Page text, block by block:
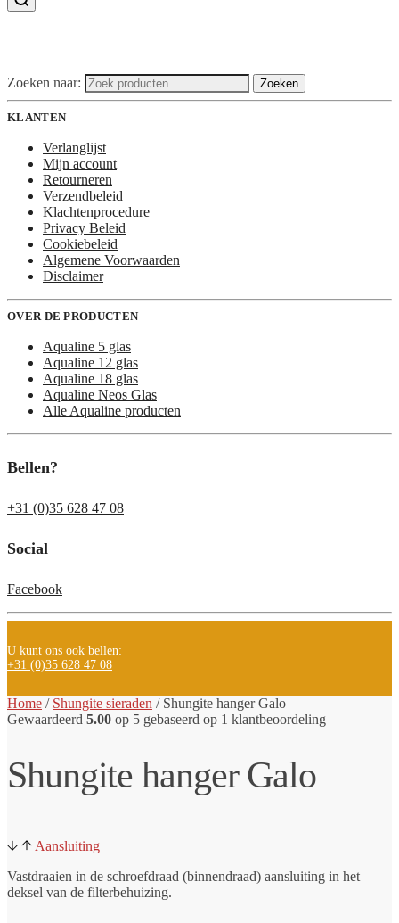
Zoeken naar: Zoeken
KLANTEN
Verlanglijst
Mijn account
Retourneren
Verzendbeleid
Klachtenprocedure
Privacy Beleid
Cookiebeleid
Algemene Voorwaarden
Disclaimer
OVER DE PRODUCTEN
Aqualine 5 glas
Aqualine 12 glas
Aqualine 18 glas
Aqualine Neos Glas
Alle Aqualine producten
Bellen?
+31 (0)35 628 47 08
Social
Facebook
U kunt ons ook bellen:
+31 (0)35 628 47 08
Home / Shungite sieraden / Shungite hanger Galo
Gewaardeerd 5.00 op 5 gebaseerd op 1 klantbeoordeling
Shungite hanger Galo
Aansluiting
Vastdraaien in de schroefdraad (binnendraad) aansluiting in het
deksel van de filterbehuizing.